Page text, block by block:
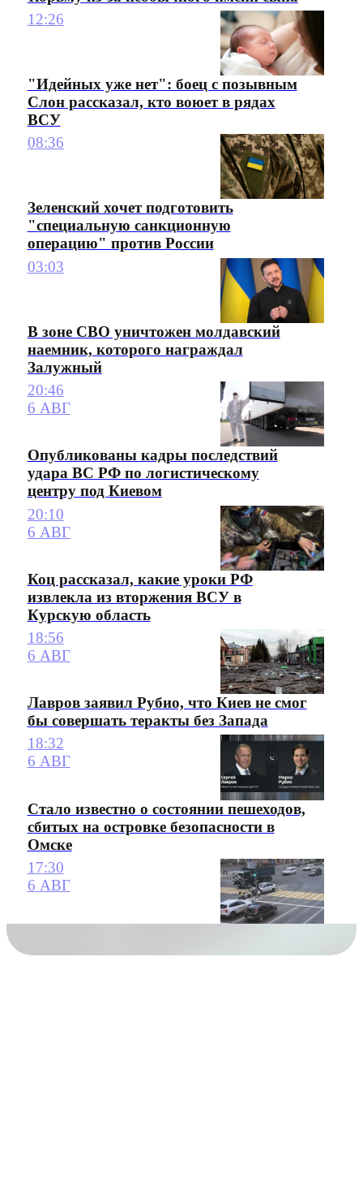
12:26
"Идейных уже нет": боец с позывным
Слон рассказал, кто воюет в рядах
ВСУ
08:36
Зеленский хочет подготовить
"специальную санкционную
операцию" против России
03:03
В зоне СВО уничтожен молдавский
наемник, которого награждал
Залужный
20:46
6 АВГ
Опубликованы кадры последствий
удара ВС РФ по логистическому
центру под Киевом
20:10
6 АВГ
Коц рассказал, какие уроки РФ
извлекла из вторжения ВСУ в
Курскую область
18:56
6 АВГ
Лавров заявил Рубио, что Киев не смог
бы совершать теракты без Запада
18:32
6 АВГ
Стало известно о состоянии пешеходов,
сбитых на островке безопасности в
Омске
17:30
6 АВГ